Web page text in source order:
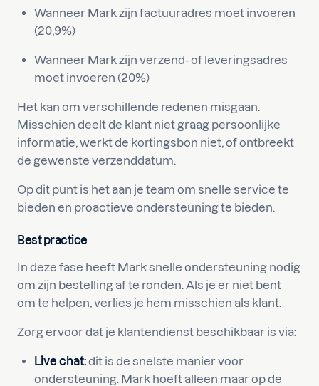
Wanneer Mark zijn factuuradres moet invoeren
(20,9%)
Wanneer Mark zijn verzend- of leveringsadres
moet invoeren (20%)
Het kan om verschillende redenen misgaan.
Misschien deelt de klant niet graag persoonlijke
informatie, werkt de kortingsbon niet, of ontbreekt
de gewenste verzenddatum.
Op dit punt is het aan je team om snelle service te
bieden en proactieve ondersteuning te bieden.
Best practice
In deze fase heeft Mark snelle ondersteuning nodig
om zijn bestelling af te ronden. Als je er niet bent
om te helpen, verlies je hem misschien als klant.
Zorg ervoor dat je klantendienst beschikbaar is via:
Live chat:dit is de snelste manier voor
ondersteuning. Mark hoeft alleen maar op de